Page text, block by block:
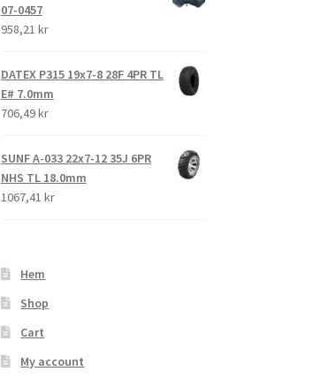
07-0457
958,21 kr
DATEX P315 19x7-8 28F 4PR TL
E# 7.0mm
706,49 kr
SUNF A-033 22x7-12 35J 6PR
NHS TL 18.0mm
1067,41 kr
Hem
Shop
Cart
My account